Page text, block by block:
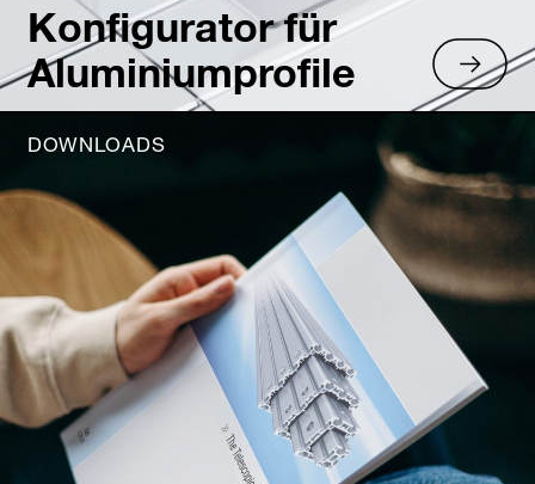
Konfigurator für
Aluminiumprofile
DOWNLOADS